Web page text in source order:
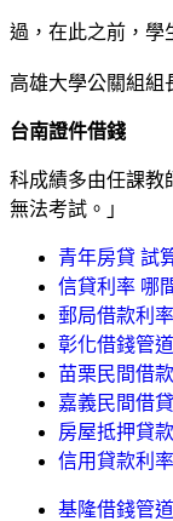
過，在此之前，學
高雄大學公關組組
台南證件借錢
科成績多由任課教
無法考試。」
青年房貸 試
信貸利率 哪
郵局借款利
彰化借錢管
苗栗民間借
嘉義民間借
房屋抵押貸
信用貸款利
基隆借錢管道